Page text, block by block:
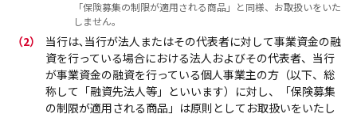
「保険募集の制限が適用される商品」と同様、お取扱いをいた
しません。
（2）
当行は､当行が法人またはその代表者に対して事業資金の融
資を行っている場合における法人およびその代表者、当行
が事業資金の融資を行っている個人事業主の方（以下、総
称して「融資先法人等」といいます）に対し、「保険募集
の制限が適用される商品」は原則としてお取扱いをいたし